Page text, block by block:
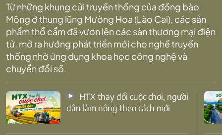
Từ những khung cửi truyền thống của đồng bào
Mông ở thung lũng Mường Hoa (Lào Cai), các sản
phẩm thổ cẩm đã vươn lên các sàn thương mại điện
tử, mở ra hướng phát triển mới cho nghề truyền
thống nhờ ứng dụng khoa học công nghệ và
chuyển đổi số.
dân làm nông theo cách mới